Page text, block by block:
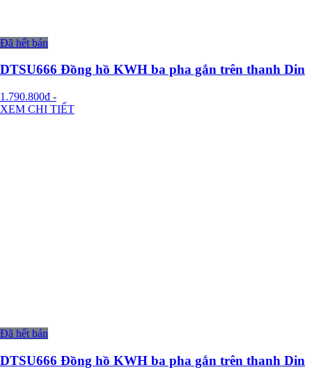
Đã hết bán
DTSU666 Đồng hồ KWH ba pha gắn trên thanh Din
1.790.800đ -
XEM CHI TIẾT
Đã hết bán
DTSU666 Đồng hồ KWH ba pha gắn trên thanh Din